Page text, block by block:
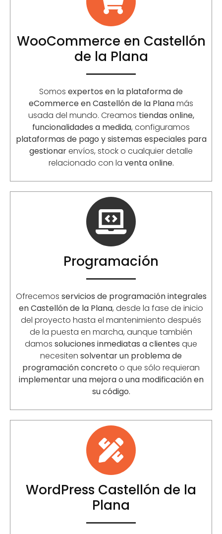
WooCommerce en Castellón
de la Plana
Somos expertos en la plataforma de
eCommerce en Castellón de la Planamás
usada del mundo. Creamos tiendas online,
funcionalidades a medida, configuramos
plataformas de pago y sistemas especiales para
gestionarenvíos, stock o cualquier detalle
relacionado con la venta online.
Programación
Ofrecemos servicios de programación integrales
en Castellón de la Plana, desde la fase de inicio
del proyecto hasta el mantenimiento después
de la puesta en marcha, aunque también
damos soluciones inmediatas a clientes que
necesiten solventar un problema de
programación concreto o que sólo requieran
implementar una mejora o una modificación en
su código.
WordPress Castellón de la
Plana